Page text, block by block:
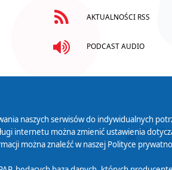
AKTUALNOŚCI RSS
PODCAST AUDIO
DAB+
naszych serwisów do indywidualnych
internetu można zmienić ustawienia
można znaleźć w naszej Polityce